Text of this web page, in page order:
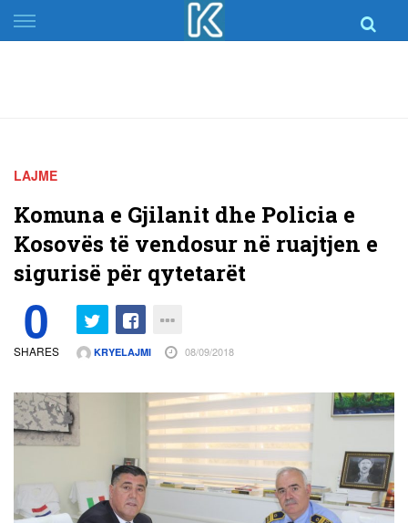
Skip
to
LAJME
Komuna e Gjilanit dhe Policia e
Kosovës të vendosur në ruajtjen e
sigurisë për qytetarët
0
SHARES KRYELAJMI 08/09/2018